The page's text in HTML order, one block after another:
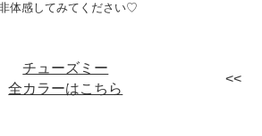
体感してみてください♡
チューズミー
全カラーはこちら